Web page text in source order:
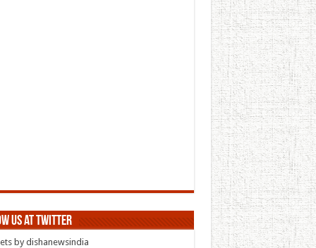
us at Twitter
by dishanewsindia